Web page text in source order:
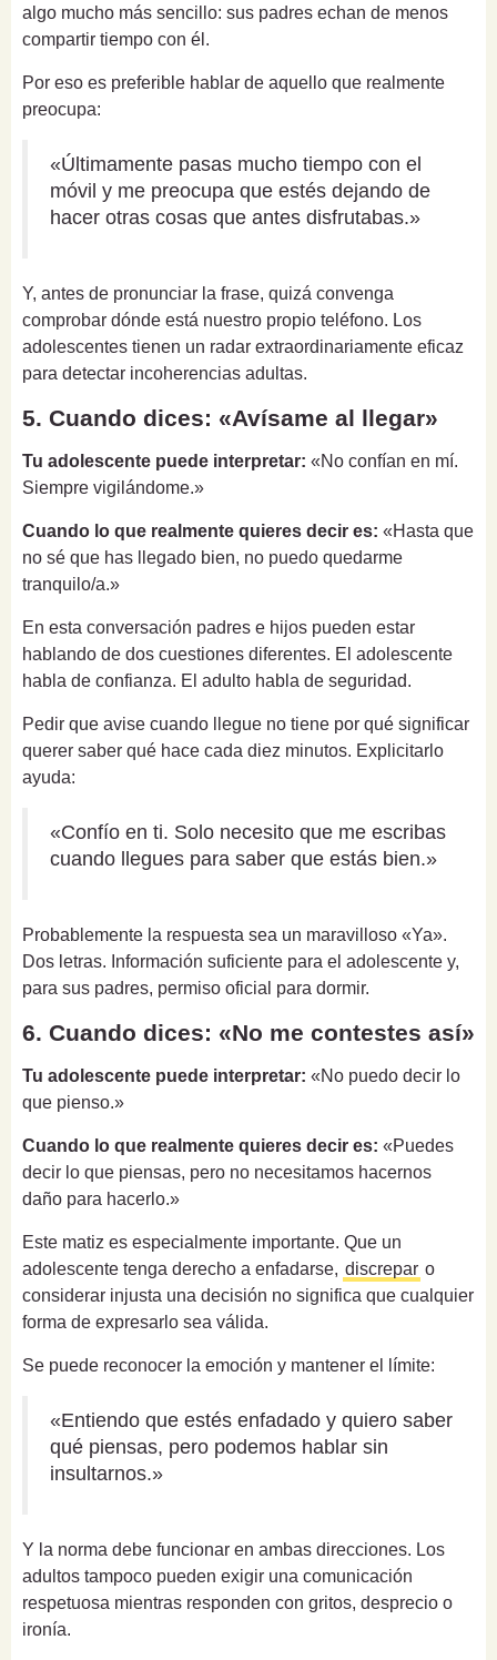
algo mucho más sencillo: sus padres echan de menos
compartir tiempo con él.
Por eso es preferible hablar de aquello que realmente
preocupa:
«Últimamente pasas mucho tiempo con el
móvil y me preocupa que estés dejando de
hacer otras cosas que antes disfrutabas.»
Y, antes de pronunciar la frase, quizá convenga
comprobar dónde está nuestro propio teléfono. Los
adolescentes tienen un radar extraordinariamente eficaz
para detectar incoherencias adultas.
5. Cuando dices: «Avísame al llegar»
Tu adolescente puede interpretar: «No confían en mí.
Siempre vigilándome.»
Cuando lo que realmente quieres decir es: «Hasta que
no sé que has llegado bien, no puedo quedarme
tranquilo/a.»
En esta conversación padres e hijos pueden estar
hablando de dos cuestiones diferentes. El adolescente
habla de confianza. El adulto habla de seguridad.
Pedir que avise cuando llegue no tiene por qué significar
querer saber qué hace cada diez minutos. Explicitarlo
ayuda:
«Confío en ti. Solo necesito que me escribas
cuando llegues para saber que estás bien.»
Probablemente la respuesta sea un maravilloso «Ya».
Dos letras. Información suficiente para el adolescente y,
para sus padres, permiso oficial para dormir.
6. Cuando dices: «No me contestes así»
Tu adolescente puede interpretar: «No puedo decir lo
que pienso.»
Cuando lo que realmente quieres decir es: «Puedes
decir lo que piensas, pero no necesitamos hacernos
daño para hacerlo.»
Este matiz es especialmente importante. Que un
adolescente tenga derecho a enfadarse, discrepar o
considerar injusta una decisión no significa que cualquier
forma de expresarlo sea válida.
Se puede reconocer la emoción y mantener el límite:
«Entiendo que estés enfadado y quiero saber
qué piensas, pero podemos hablar sin
insultarnos.»
Y la norma debe funcionar en ambas direcciones. Los
adultos tampoco pueden exigir una comunicación
respetuosa mientras responden con gritos, desprecio o
ironía.